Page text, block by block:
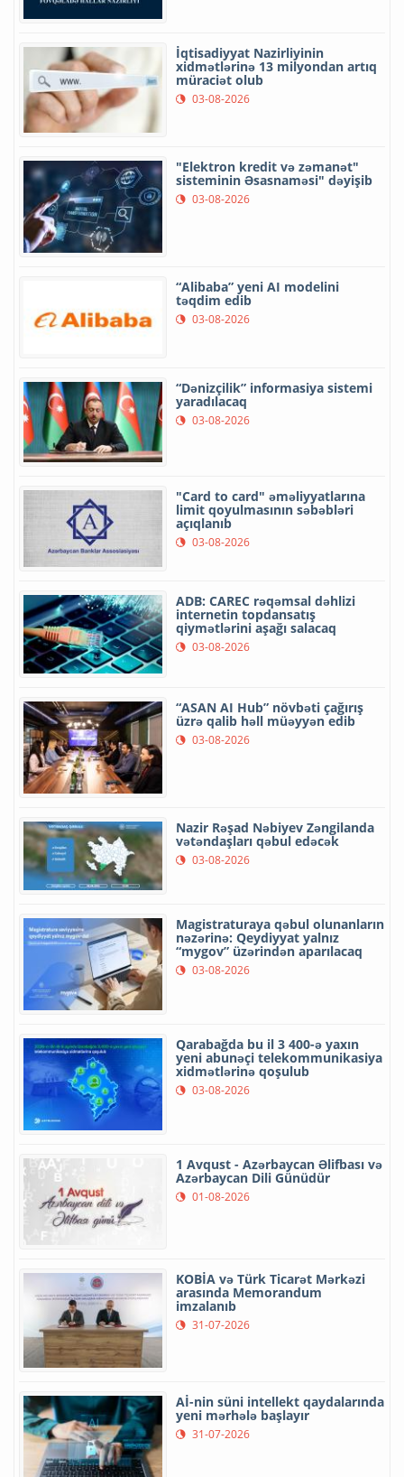
İqtisadiyyat Nazirliyinin
xidmətlərinə 13 milyondan artıq
müraciət olub
03-08-2026
"Elektron kredit və zəmanət"
sisteminin Əsasnaməsi" dəyişib
03-08-2026
“Alibaba” yeni AI modelini
təqdim edib
03-08-2026
“Dənizçilik” informasiya sistemi
yaradılacaq
03-08-2026
"Card to card" əməliyyatlarına
limit qoyulmasının səbəbləri
açıqlanıb
03-08-2026
ADB: CAREC rəqəmsal dəhlizi
internetin topdansatış
qiymətlərini aşağı salacaq
03-08-2026
“ASAN AI Hub” növbəti çağırış
üzrə qalib həll müəyyən edib
03-08-2026
Nazir Rəşad Nəbiyev Zəngilanda
vətəndaşları qəbul edəcək
03-08-2026
Magistraturaya qəbul olunanların
nəzərinə: Qeydiyyat yalnız
“mygov” üzərindən aparılacaq
03-08-2026
Qarabağda bu il 3 400-ə yaxın
yeni abunəçi telekommunikasiya
xidmətlərinə qoşulub
03-08-2026
1 Avqust - Azərbaycan Əlifbası və
Azərbaycan Dili Günüdür
01-08-2026
KOBİA və Türk Ticarət Mərkəzi
arasında Memorandum
imzalanıb
31-07-2026
Aİ-nin süni intellekt qaydalarında
yeni mərhələ başlayır
31-07-2026